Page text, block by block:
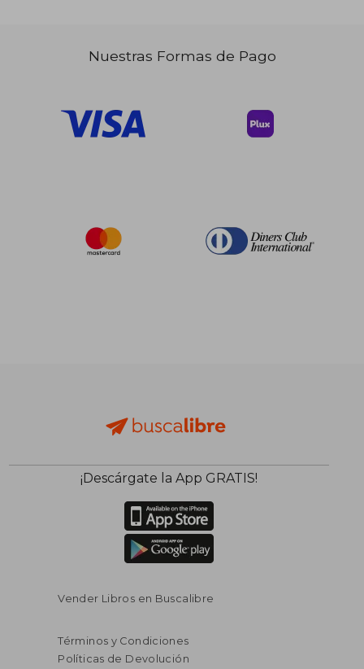
45%
dcto. $ 18.41
45%
dcto.
$ 43.10
$ 23.71
Nuestras Formas de Pago
¡Descárgate la App GRATIS!
Vender Libros en Buscalibre
Términos y Condiciones
Políticas de Devolución